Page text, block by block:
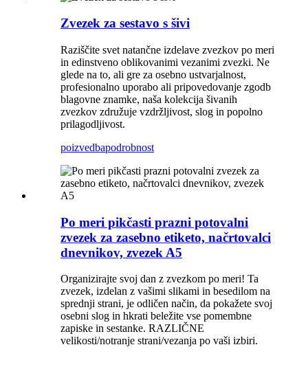
Zvezek za sestavo s šivi
Raziščite svet natančne izdelave zvezkov po meri
in edinstveno oblikovanimi vezanimi zvezki. Ne
glede na to, ali gre za osebno ustvarjalnost,
profesionalno uporabo ali pripovedovanje zgodb
blagovne znamke, naša kolekcija šivanih
zvezkov združuje vzdržljivost, slog in popolno
prilagodljivost.
poizvedbapodrobnost
Po meri pikčasti prazni potovalni
zvezek za zasebno etiketo, načrtovalci
dnevnikov, zvezek A5
Organizirajte svoj dan z zvezkom po meri! Ta
zvezek, izdelan z vašimi slikami in besedilom na
sprednji strani, je odličen način, da pokažete svoj
osebni slog in hkrati beležite vse pomembne
zapiske in sestanke. RAZLIČNE
velikosti/notranje strani/vezanja po vaši izbiri.